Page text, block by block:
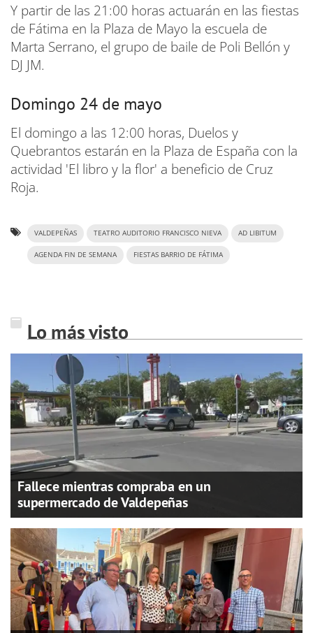
Y partir de las 21:00 horas actuarán en las fiestas
de Fátima en la Plaza de Mayo la escuela de
Marta Serrano, el grupo de baile de Poli Bellón y
DJ JM.
Domingo 24 de mayo
El domingo a las 12:00 horas, Duelos y
Quebrantos estarán en la Plaza de España con la
actividad 'El libro y la flor' a beneficio de Cruz
Roja.
VALDEPEÑAS TEATRO AUDITORIO FRANCISCO NIEVA AD LIBITUM
AGENDA FIN DE SEMANA FIESTAS BARRIO DE FÁTIMA
Lo más visto
Fallece mientras compraba en un
supermercado de Valdepeñas